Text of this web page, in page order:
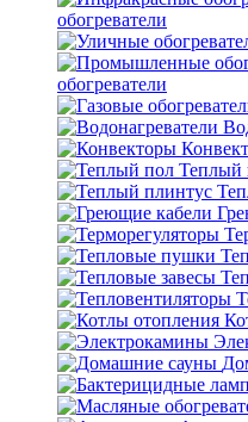
обогреватели
обогреватели
Теплый